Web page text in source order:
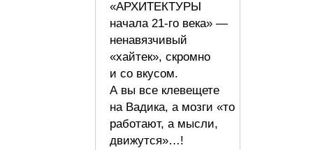
«АРХИТЕКТУРЫ
начала 21-го века» —
ненавязчивый
«хайтек», скромно
и со вкусом.
А вы все клевещете
на Вадика, а мозги «то
работают, а мысли,
движутся»…!